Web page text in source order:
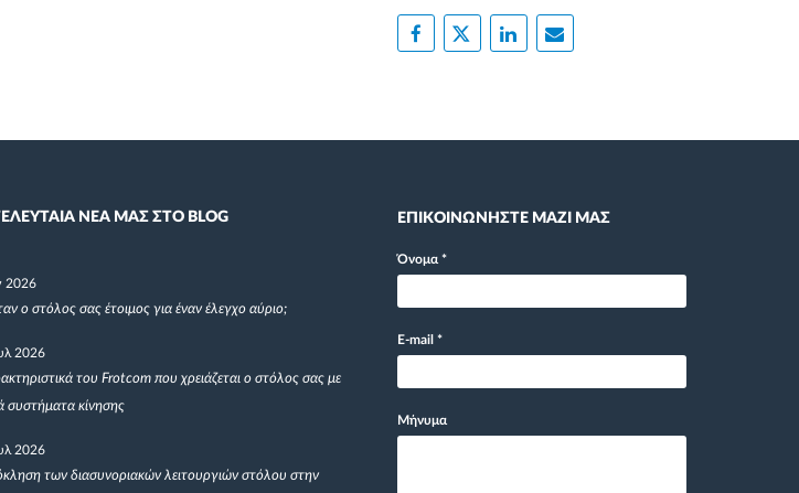
ΝΕΑ ΜΑΣ ΣΤΟ BLOG
2026
ο στόλος σας έτοιμος για έναν έλεγχο αύριο;
2026
του Frotcom που χρειάζεται ο στόλος σας με
συστήματα κίνησης
2026
των διασυνοριακών λειτουργιών στόλου στην
ΕΠΙΚΟΙΝΩΝΗΣΤΕ ΜΑΖΙ ΜΑΣ
Όνομα *
E-mail *
Μήνυμα